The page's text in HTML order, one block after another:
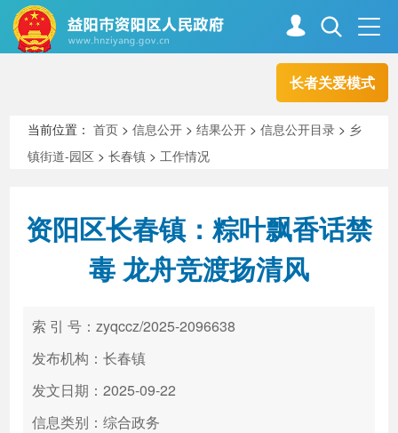
长者关爱模式
走进资阳
新闻中心 解读回应
政务服务
高效办成一件事
当前位置：首页 >信息公开 >结果公开 >信息公开目录 > 乡
镇街道-园区 >长春镇 >工作情况
资阳区长春镇：粽叶飘香话禁
毒 龙舟竞渡扬清风
索 引 号：zyqccz/2025-2096638
发布机构：长春镇
发文日期：2025-09-22
信息类别：综合政务